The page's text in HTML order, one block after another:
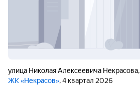
улица Николая Алексеевича Некрасова,
ЖК «Некрасов», 4 квартал 2026